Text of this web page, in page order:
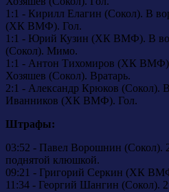
1:1 - Кирилл Елагин (Сокол). В
(ХК ВМФ). Гол.
1:1 - Юрий Кузин (ХК ВМФ). В
(Сокол). Мимо.
1:1 - Антон Тихомиров (ХК
Хозяшев (Сокол). Вратарь.
2:1 - Александр Крюков (Сокол).
Иванников (ХК ВМФ). Гол.
Штрафы:
03:52 - Павел Ворошнин (Сокол).
поднятой клюшкой.
09:21 - Григорий Серкин (ХК
11:34 - Георгий Шангин (Сокол).